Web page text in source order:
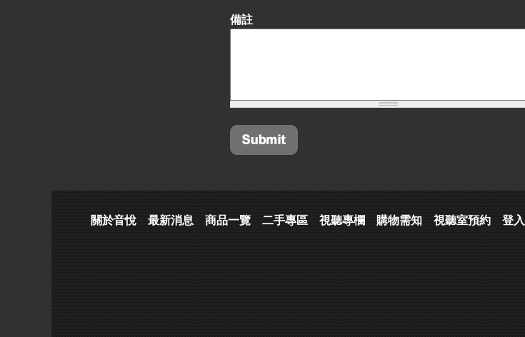
備註
關於音悅 最新消息 商品一覽 二手專區 視聽專欄 購物需知 視聽室預約 登入